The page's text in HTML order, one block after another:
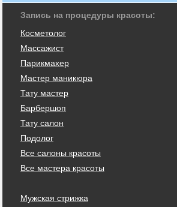
Запись на процедуры красоты:
Косметолог
Массажист
Парикмахер
Мастер маникюра
Тату мастер
Барбершоп
Тату салон
Подолог
Все салоны красоты
Все мастера красоты
Мужская стрижка